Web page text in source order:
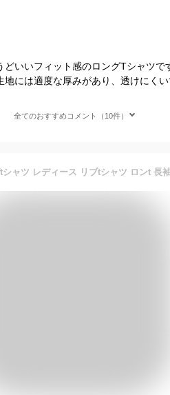
どいいフィット感のロングTシャツで
には適度な厚みがあり、透けにくい
全てのおすすめコメント（10件）